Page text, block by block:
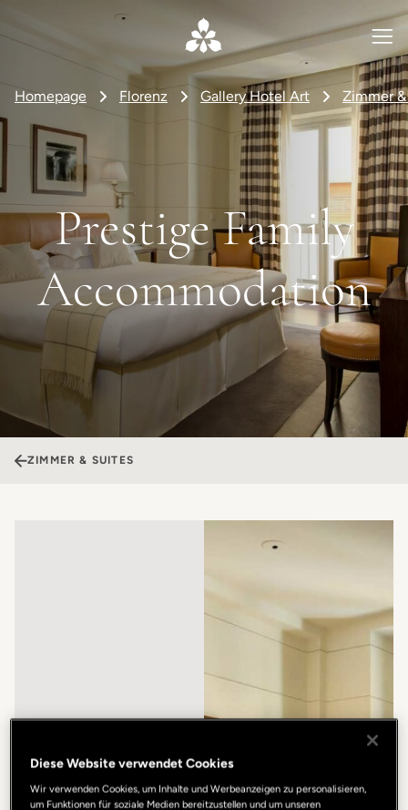
Homepage Florenz Gallery Hotel Art Zimmer
Prestige Family
Accommodation
ZIMMER & SUITES
Diese Website verwendet Cookies
Wir verwenden Cookies, um Inhalte und Werbeanzeigen zu personalisieren,
um Funktionen für soziale Medien bereitzustellen und um unseren